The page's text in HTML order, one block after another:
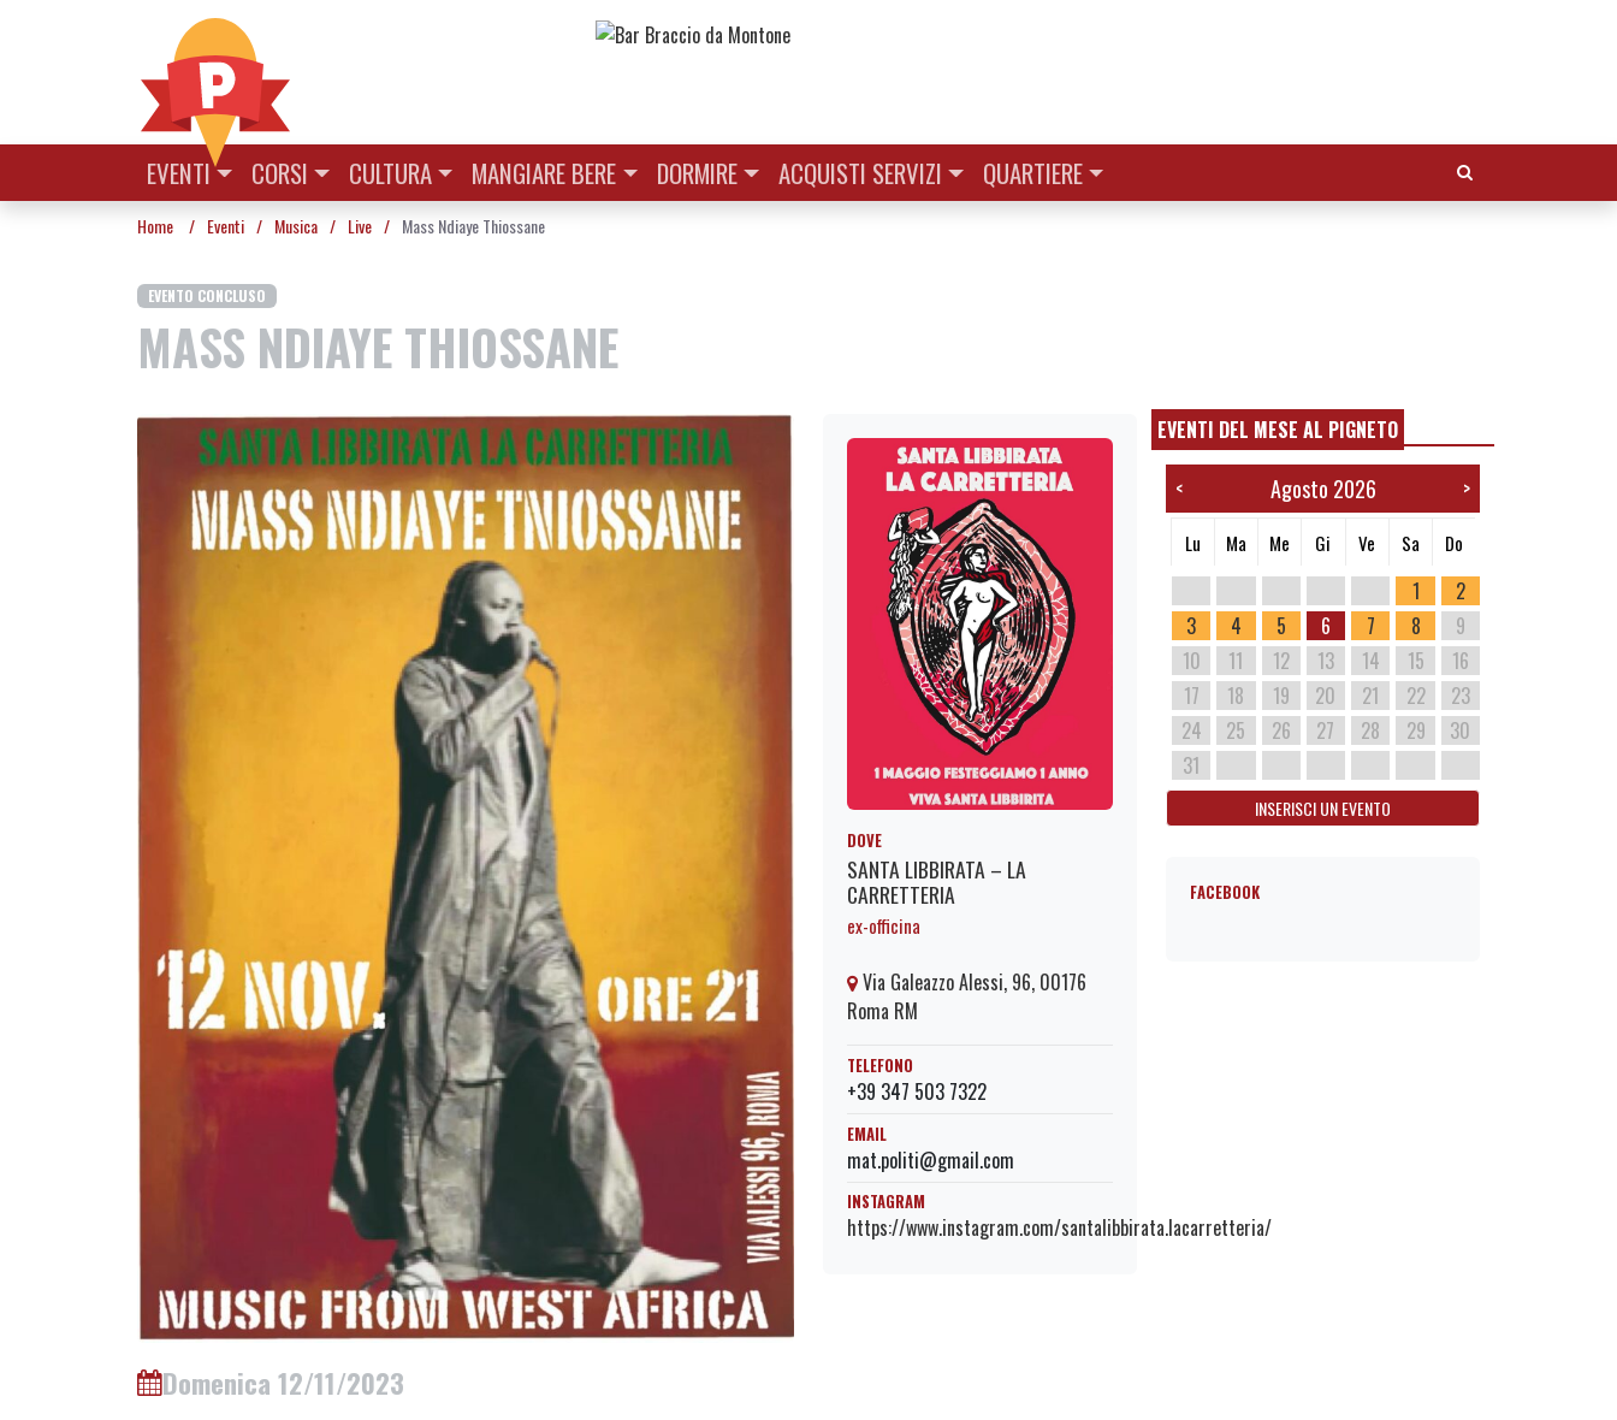
EVENTI CORSI CULTURA MANGIARE BERE DORMIRE ACQUISTI SERVIZI QUARTIERE Cerca:
Home / Eventi / Musica / Live / Mass Ndiaye Thiossane
EVENTO CONCLUSO
MASS NDIAYE THIOSSANE
Domenica 12/11/2023
DOVE
SANTA LIBBIRATA – LA
CARRETTERIA
ex-officina
Via Galeazzo Alessi, 96, 00176
Roma RM
TELEFONO
+39 347 503 7322
EMAIL
mat.politi@gmail.com
INSTAGRAM
https://www.instagram.com/santalibbirata.lacarretteria/
EVENTI DEL MESE AL PIGNETO
< Agosto 2026 >
Lu Ma Me Gi Ve Sa Do
1
2
3
4 5 6 7 8
9
10
11 12 13 14 15
16
17
18 19 20 21 22
23
24
25 26 27 28 29
30
31
INSERISCI UN EVENTO
FACEBOOK